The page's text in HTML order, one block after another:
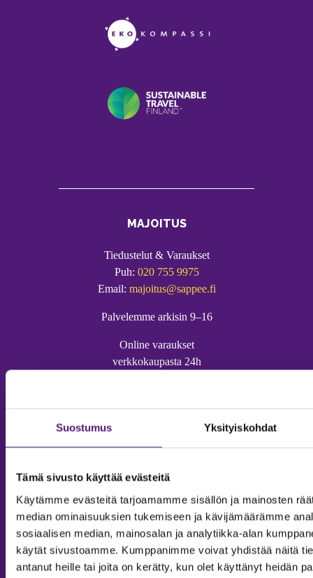
Suostumus Yksityiskohdat
Tämä sivusto käyttää evästeitä
Käytämme evästeitä tarjoamamme sisällön ja mainosten
median ominaisuuksien tukemiseen ja kävijämäärämme
sosiaalisen median, mainosalan ja analytiikka-alan
käytät sivustoamme. Kumppanimme voivat yhdistää näitä
antanut heille tai joita on kerätty, kun olet käyttänyt heidän
MAJOITUS
Tiedustelut & Varaukset
Puh: 020 755 9975
Email: majoitus@sappee.fi
Palvelemme arkisin 9–16
Online varaukset
verkkokaupasta 24h
Ympäristöohjelma
Avoimet työpaikat
Anna palautetta
Tietosuojaseloste
Evästeasetukset